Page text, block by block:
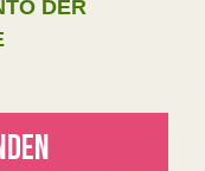
DER